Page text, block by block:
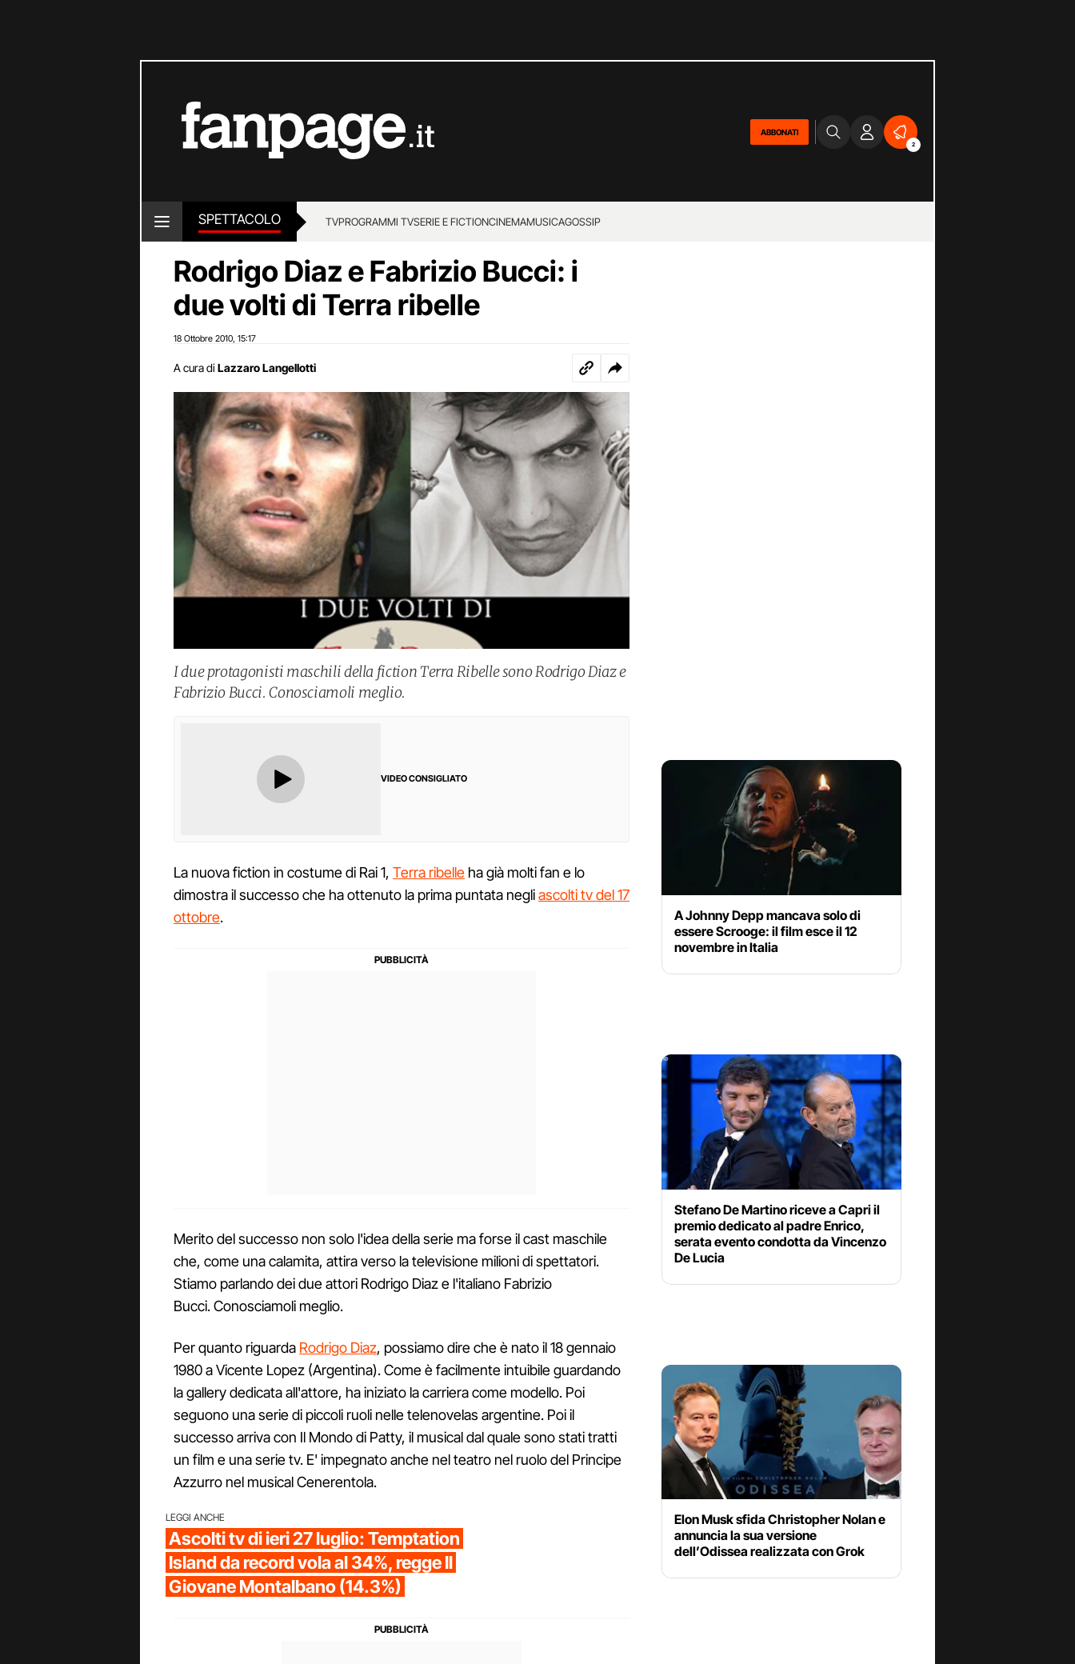
ABBONATI
2
SPETTACOLO TVPROGRAMMI TVSERIE E FICTIONCINEMAMUSICAGOSSIP
Rodrigo Diaz e Fabrizio Bucci: i
due volti di Terra ribelle
18 Ottobre 2010 15:17
A cura di Lazzaro Langellotti
I due protagonisti maschili della fiction Terra Ribelle sono Rodrigo Diaz e
Fabrizio Bucci. Conosciamoli meglio.
VIDEO CONSIGLIATO
La nuova fiction in costume di Rai 1, Terra ribelle ha già molti fan e lo
dimostra il successo che ha ottenuto la prima puntata negliascolti tv del 17
ottobre.
Merito del successo non solo l'idea della serie ma forse il cast maschile
che, come una calamita, attira verso la televisione milioni di spettatori.
Stiamo parlando dei due attori Rodrigo Diaz e l'italiano Fabrizio
Bucci. Conosciamoli meglio.
Per quanto riguarda Rodrigo Diaz, possiamo dire che è nato il 18 gennaio
1980 a Vicente Lopez (Argentina). Come è facilmente intuibile guardando
la gallery dedicata all'attore, ha iniziato la carriera come modello. Poi
seguono una serie di piccoli ruoli nelle telenovelas argentine. Poi il
successo arriva con Il Mondo di Patty, il musical dal quale sono stati tratti
un film e una serie tv. E' impegnato anche nel teatro nel ruolo del Principe
Azzurro nel musical Cenerentola.
LEGGI ANCHE
Ascolti tv di ieri 27 luglio: Temptation
Island da record vola al 34%, regge Il
Giovane Montalbano (14.3%)
A Johnny Depp mancava solo di
essere Scrooge: il film esce il 12
novembre in Italia
Stefano De Martino riceve a Capri il
premio dedicato al padre Enrico,
serata evento condotta da Vincenzo
De Lucia
Elon Musk sfida Christopher Nolan e
annuncia la sua versione
dell’Odissea realizzata con Grok